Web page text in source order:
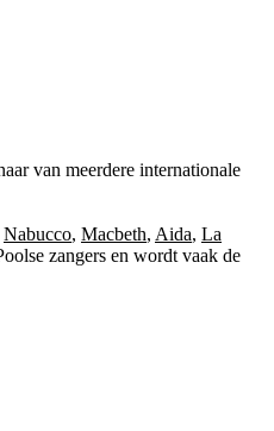
van meerdere internationale
Nabucco, Macbeth, Aida, La
zangers en wordt vaak de